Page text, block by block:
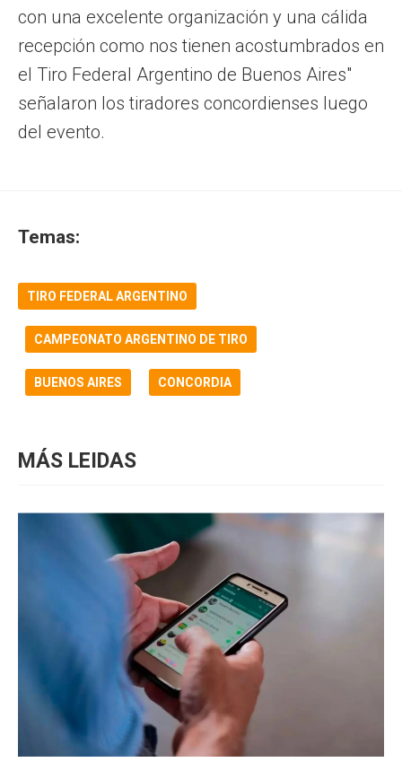
con una excelente organización y una cálida
recepción como nos tienen acostumbrados en
el Tiro Federal Argentino de Buenos Aires"
señalaron los tiradores concordienses luego
del evento.
Temas:
TIRO FEDERAL ARGENTINO
CAMPEONATO ARGENTINO DE TIRO
BUENOS AIRES CONCORDIA
MÁS LEIDAS